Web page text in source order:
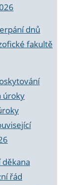
dnů
fakultě
úroky
řád